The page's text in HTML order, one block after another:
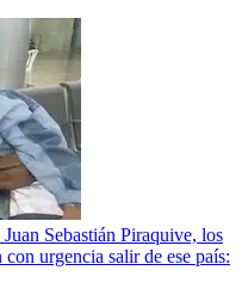
Sebastián Piraquive, los
urgencia salir de ese país: